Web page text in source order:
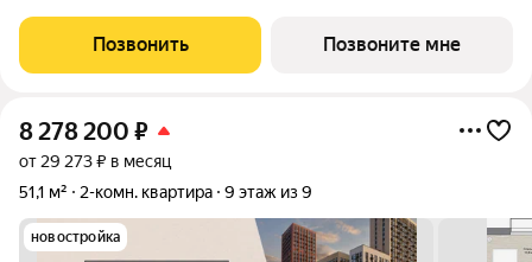
жителей, которые ценят родной город, привычные маршруты,
близость семьи и друзей, но
Позвонить Позвоните мне
8 278 200 ₽
от 29 273 ₽ в месяц
51,1 м²
2-комн. квартира 9 этаж из 9
новостройка